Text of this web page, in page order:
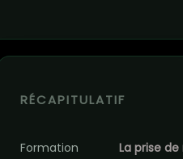
RÉCAPITULATIF
Formation La prise